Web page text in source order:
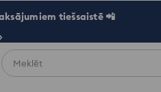
tiešsaistē 📲
Meklēt